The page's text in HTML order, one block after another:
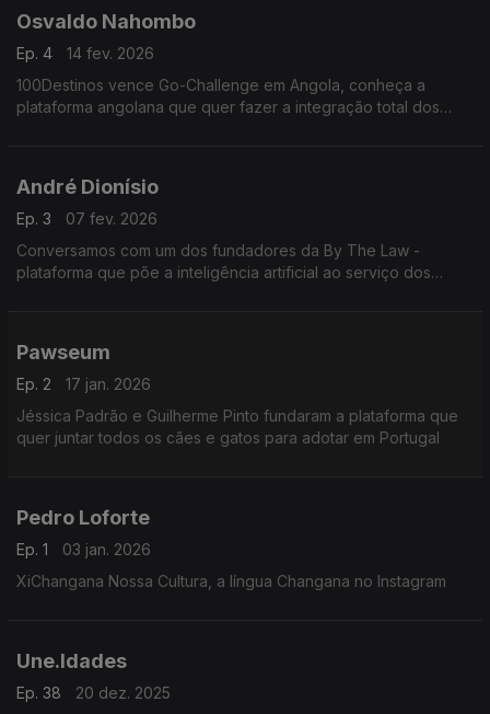
Osvaldo Nahombo
Ep. 4
14 fev. 2026
100Destinos vence Go-Challenge em Angola, conheça a
plataforma angolana que quer fazer a integração total dos
André Dionísio
Ep. 3
07 fev. 2026
Conversamos com um dos fundadores da By The Law -
plataforma que põe a inteligência artificial ao serviço dos
Pawseum
Ep. 2
17 jan. 2026
Jéssica Padrão e Guilherme Pinto fundaram a plataforma que
quer juntar todos os cães e gatos para adotar em Portugal
Pedro Loforte
Ep. 1
03 jan. 2026
XiChangana Nossa Cultura, a língua Changana no Instagram
Une.Idades
Ep. 38
20 dez. 2025